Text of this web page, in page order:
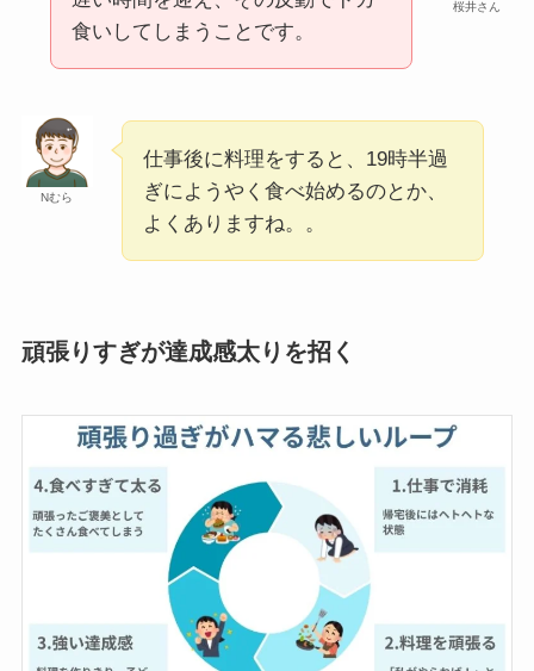
桜井さん
食いしてしまうことです。
Nむら
仕事後に料理をすると、19時半過
ぎにようやく食べ始めるのとか、
よくありますね。。
頑張りすぎが達成感太りを招く